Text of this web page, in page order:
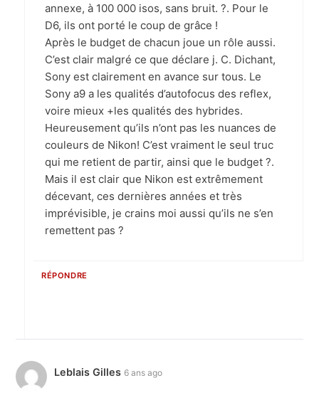
annexe, à 100 000 isos, sans bruit. ?. Pour le
D6, ils ont porté le coup de grâce !
Après le budget de chacun joue un rôle aussi.
C’est clair malgré ce que déclare j. C. Dichant,
Sony est clairement en avance sur tous. Le
Sony a9 a les qualités d’autofocus des reflex,
voire mieux +les qualités des hybrides.
Heureusement qu’ils n’ont pas les nuances de
couleurs de Nikon! C’est vraiment le seul truc
qui me retient de partir, ainsi que le budget ?.
Mais il est clair que Nikon est extrêmement
décevant, ces dernières années et très
imprévisible, je crains moi aussi qu’ils ne s’en
remettent pas ?
RÉPONDRE
Leblais Gilles 6 ans ago